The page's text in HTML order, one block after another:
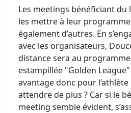
Les meetings bénéficiant du
les mettre à leur
également d’autres. En
avec les organisateurs,
distance sera au
estampillée "Golden
avantage donc pour
attendre de plus ? Car si le
meeting semble évident,